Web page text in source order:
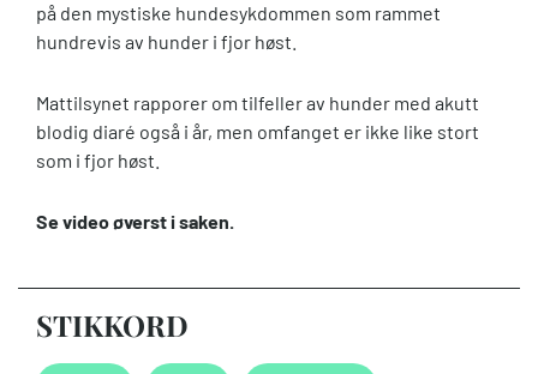
på den mystiske hundesykdommen som rammet
hundrevis av hunder i fjor høst.
Mattilsynet rapporer om tilfeller av hunder med akutt
blodig diaré også i år, men omfanget er ikke like stort
som i fjor høst.
Se video øverst i saken.
STIKKORD